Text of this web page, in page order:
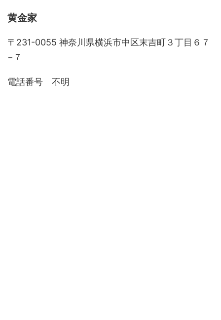
黄金家
〒231-0055 神奈川県横浜市中区末吉町３丁目６７
−７
電話番号 不明